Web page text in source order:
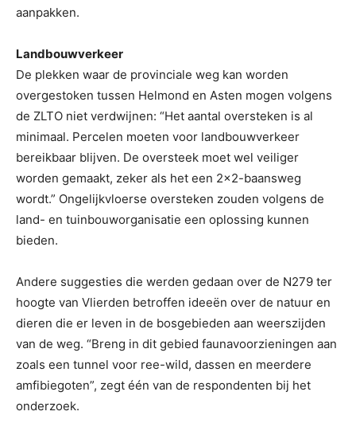
aanpakken.
Landbouwverkeer
De plekken waar de provinciale weg kan worden
overgestoken tussen Helmond en Asten mogen volgens
de ZLTO niet verdwijnen: “Het aantal oversteken is al
minimaal. Percelen moeten voor landbouwverkeer
bereikbaar blijven. De oversteek moet wel veiliger
worden gemaakt, zeker als het een 2×2-baansweg
wordt.” Ongelijkvloerse oversteken zouden volgens de
land- en tuinbouworganisatie een oplossing kunnen
bieden.
Andere suggesties die werden gedaan over de N279 ter
hoogte van Vlierden betroffen ideeën over de natuur en
dieren die er leven in de bosgebieden aan weerszijden
van de weg. “Breng in dit gebied faunavoorzieningen aan
zoals een tunnel voor ree-wild, dassen en meerdere
amfibiegoten”, zegt één van de respondenten bij het
onderzoek.